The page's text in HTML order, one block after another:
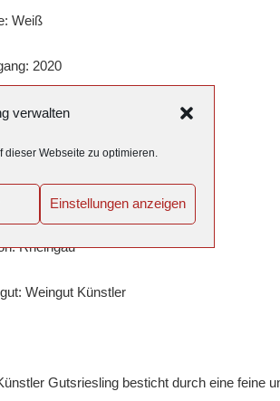
verwalten
Webseite zu optimieren.
Einstellungen anzeigen
Weiß
2020
0.75 l
Deutschland
Rheingau
Weingut Künstler
Gutsriesling besticht durch eine feine